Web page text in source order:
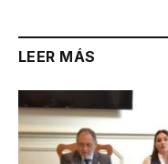
LEER MÁS